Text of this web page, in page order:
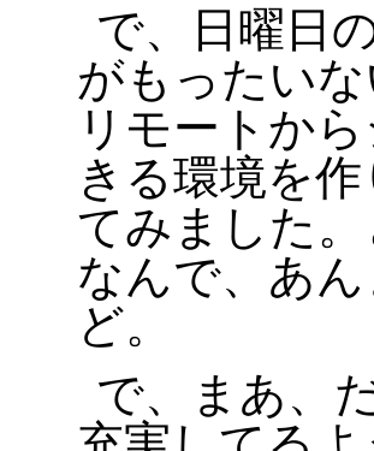
で、日曜日
がもったい
リモートか
きる環境を
てみました
なんで、あ
ど。
で、まあ、